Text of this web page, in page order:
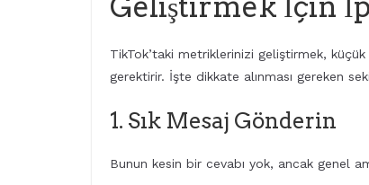
TikTok’taki metriklerinizi geliştirmek,
gerektirir. İşte dikkate alınması gereken
1. Sık Mesaj Gönderin
Bunun kesin bir cevabı yok, ancak genel